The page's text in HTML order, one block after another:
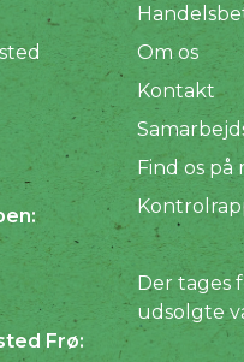
Frø:
Om os
Kontakt
Find os på
Der tages
udsolgte